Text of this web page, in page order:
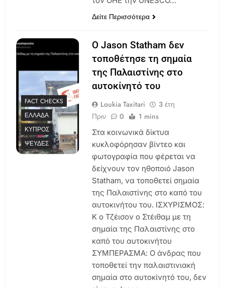
Δείτε Περισσότερα
FACT CHECKS
ΕΛΛΆΔΑ
ΚΎΠΡΟΣ
ΨΕΥΔΈΣ
Ο Jason Statham δεν
τοποθέτησε τη σημαία
της Παλαιστίνης στο
αυτοκίνητό του
Loukia Taxitari
3 έτη
Πριν
0 1 mins
Στα κοινωνικά δίκτυα
κυκλοφόρησαν βίντεο και
φωτογραφία που φέρεται να
δείχνουν τον ηθοποιό Jason
Statham, να τοποθετεί σημαία
της Παλαιστίνης στο καπό του
αυτοκινήτου του. ΙΣΧΥΡΙΣΜΟΣ:
Κ ο Τζέισον ο Στέιθαμ με τη
σημαία της Παλαιστίνης στο
καπό του αυτοκινήτου
ΣΥΜΠΕΡΑΣΜΑ: Ο άνδρας που
τοποθετεί την παλαιστινιακή
σημαία στο αυτοκίνητό του, δεν